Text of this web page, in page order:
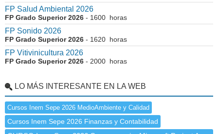
FP Salud Ambiental 2026
FP Grado Superior 2026 - 1600 horas
FP Sonido 2026
FP Grado Superior 2026 - 1620 horas
FP Vitivinicultura 2026
FP Grado Superior 2026 - 2000 horas
LO MÁS INTERESANTE EN LA WEB
Cursos Inem Sepe 2026 MedioAmbiente y Calidad
Cursos Inem Sepe 2026 Finanzas y Contabilidad